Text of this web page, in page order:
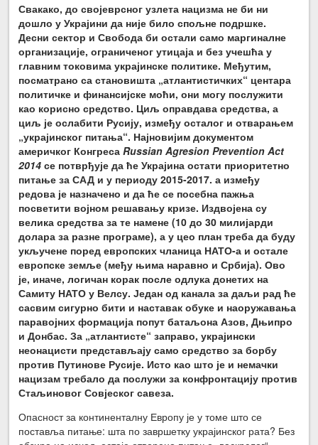
Свакако, до својеврсног узлета нацизма не би ни
дошло у Украјини да није било спољне подршке.
Десни сектор и Свобода би остали само маргиналне
организације, ограниченог утицаја и без учешћа у
главним токовима украјинске политике. Међутим,
посматрано са становишта „атлантистичких“ центара
политичке и финансијске моћи, они могу послужити
као корисно средство. Циљ оправдава средства, а
циљ је ослабити Русију, између осталог и отварањем
„украјинског питања“. Најновијим документом
америчког КонгресаRussian Agresion Prevention Act
2014се потврђује да ће Украјина остати приоритетно
питање за САД и у периоду 2015-2017. а између
редова је назначено и да ће се посебна пажња
посветити војном решавању кризе. Издвојена су
велика средства за те намене (10 до 30 милијарди
долара за разне програме), а у цео план треба да буду
укључене поред европских чланица НАТО-а и остале
европске земље (међу њима наравно и Србија). Ово
је, иначе, логичан корак после одлука донетих на
Самиту НАТО у Велсу. Један од канала за даљи рад ће
сасвим сигурно бити и наставак обуке и наоружавања
паравојних формација попут батаљона Азов, Дњипро
и Донбас. За „атлантисте“ заправо, украјински
неонацисти представљају само средство за борбу
против Путинове Русије. Исто као што је и немачки
нацизам требало да послужи за конфронтацију против
Стаљиновог Совјеског савеза.
Опасност за континенталну Европу је у томе што се
поставља питање: шта по завршетку украјинског рата? Без